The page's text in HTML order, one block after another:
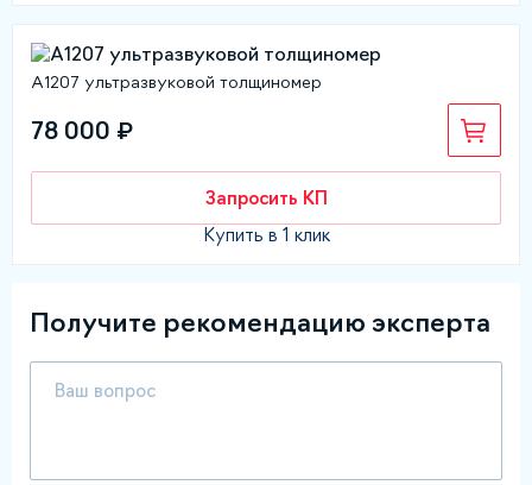
А1207 ультразвуковой толщиномер
78 000 ₽
Запросить КП
Купить в 1 клик
Получите рекомендацию эксперта